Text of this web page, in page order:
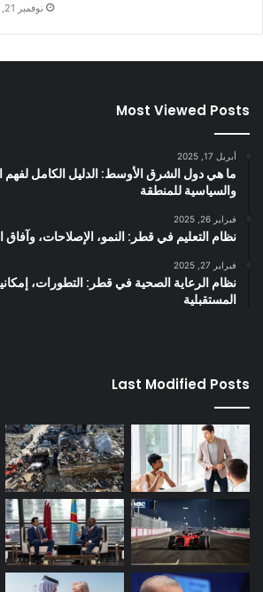
نوفمبر 21, 2025
Most Viewed Posts
أبريل 17, 2025
ما هي دول الشرق الأوسط: الدليل الكامل لفهم
والسياسية للمنطقة
فبراير 26, 2025
نظام التعليم في قطر: النمو، الإصلاحات، وآفاق
فبراير 27, 2025
نظام الرعاية الصحية في قطر: التطورات،
المستقبلية
Last Modified Posts